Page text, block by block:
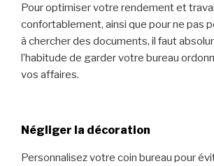
Pour optimiser votre rendement et
confortablement, ainsi que pour ne pas
à chercher des documents, il faut
l’habitude de garder votre bureau
vos affaires.
Négliger la décoration
Personnalisez votre coin bureau pour